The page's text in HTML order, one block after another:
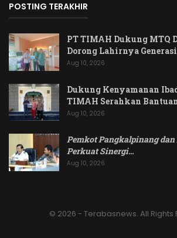
POSTING TERAKHIR
PT TIMAH Dukung MTQ
Dorong Lahirnya
Aug 10, 2026
Dukung Kenyamanan
TIMAH Serahkan
Aug 10, 2026
Pemkot Pangkalpinang dan
Perkuat Sinergi…
Aug 10, 2026
© 2026 - Terabasnews. All Rights